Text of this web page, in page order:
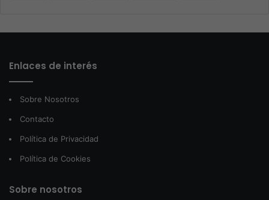
Enlaces de interés
Sobre Nosotros
Contacto
Política de Privacidad
Política de Cookies
Sobre nosotros